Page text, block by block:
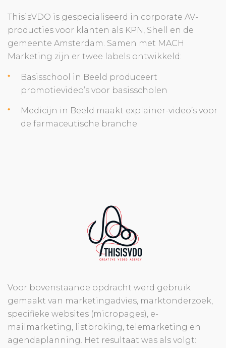
ThisisVDO is gespecialiseerd in corporate AV-
producties voor klanten als KPN, Shell en de
gemeente Amsterdam. Samen met MACH
Marketing zijn er twee labels ontwikkeld:
Basisschool in Beeld produceert
promotievideo’s voor basisscholen
Medicijn in Beeld maakt explainer-video’s voor
de farmaceutische branche
Voor bovenstaande opdracht werd gebruik
gemaakt van marketingadvies, marktonderzoek,
specifieke websites (micropages), e-
mailmarketing, listbroking, telemarketing en
agendaplanning. Het resultaat was als volgt: